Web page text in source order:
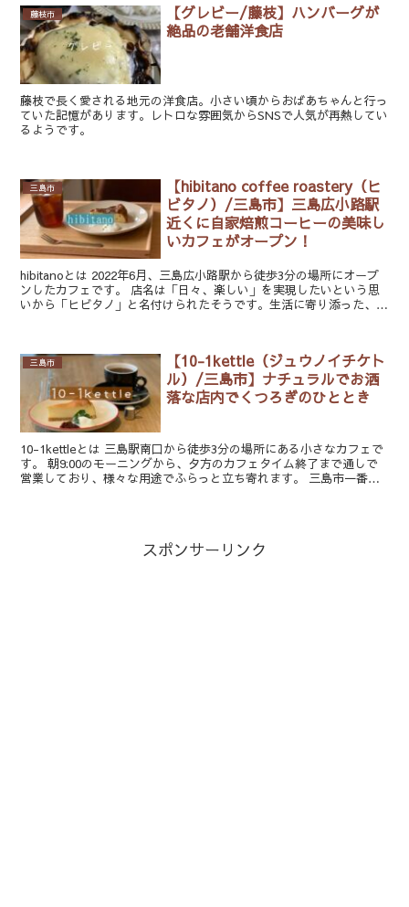
藤枝市
【グレビー/藤枝】ハンバーグが
絶品の老舗洋食店
藤枝で長く愛される地元の洋食店。小さい頃からおばあちゃんと行っ
ていた記憶があります。レトロな雰囲気からSNSで人気が再熱してい
るようです。
三島市
【hibitano coffee roastery（ヒ
ビタノ）/三島市】三島広小路駅
近くに自家焙煎コーヒーの美味し
いカフェがオープン！
hibitanoとは 2022年6月、三島広小路駅から徒歩3分の場所にオープ
ンしたカフェです。 店名は「日々、楽しい」を実現したいという思
いから「ヒビタノ」と名付けられたそうです。生活に寄り添った、美
三島市
【10-1kettle（ジュウノイチケト
ル）/三島市】ナチュラルでお洒
落な店内でくつろぎのひととき
10-1kettleとは 三島駅南口から徒歩3分の場所にある小さなカフェで
す。 朝9:00のモーニングから、夕方のカフェタイム終了まで通しで
営業しており、様々な用途でふらっと立ち寄れます。 三島市一番町
スポンサーリンク